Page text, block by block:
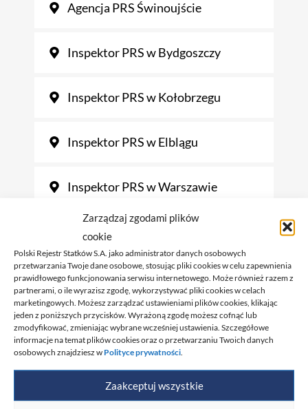
Zarządzaj zgodami plików
cookie
Polski Rejestr Statków S.A. jako administrator danych osobowych
przetwarzania Twoje dane osobowe, stosując pliki cookies w celu zapewnienia
prawidłowego funkcjonowania serwisu internetowego. Może również razem z
partnerami, o ile wyrazisz zgodę, wykorzystywać pliki cookies w celach
marketingowych. Możesz zarządzać ustawieniami plików cookies, klikając
jeden z poniższych przycisków. Wyrażoną zgodę możesz cofnąć lub
zmodyfikować, zmieniając wybrane wcześniej ustawienia. Szczegółowe
informacje na temat plików cookies oraz o przetwarzaniu Twoich danych
osobowych znajdziesz w Polityce prywatności
Zaakceptuj wszystkie
Agencja PRS Świnoujście
Inspektor PRS w Bydgoszczy
Inspektor PRS w Kołobrzegu
Inspektor PRS w Elblągu
Inspektor PRS w Warszawie
Inspektor PRS w Stalowej Woli
al. gen. J. Hallera 126
80-416 Gdańsk
+48 (58) 75 11 110
+48 603 710 260